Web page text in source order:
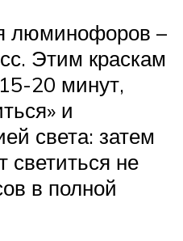
люминофоров –
Этим краскам
20 минут,
и
света: затем
светиться не
в полной